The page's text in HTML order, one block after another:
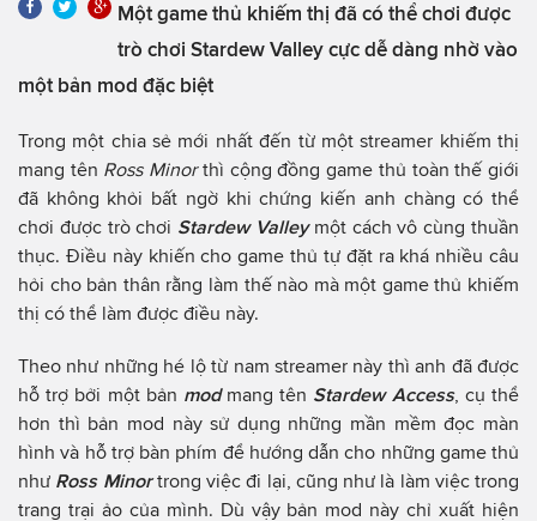
Một game thủ khiếm thị đã có thể chơi được
trò chơi Stardew Valley cực dễ dàng nhờ vào
một bản mod đặc biệt
Trong một chia sẻ mới nhất đến từ một streamer khiếm thị
mang tên Ross Minorthì cộng đồng game thủ toàn thế giới
đã không khỏi bất ngờ khi chứng kiến anh chàng có thể
chơi được trò chơi Stardew Valleymột cách vô cùng thuần
thục. Điều này khiến cho game thủ tự đặt ra khá nhiều câu
hỏi cho bản thân rằng làm thế nào mà một game thủ khiếm
thị có thể làm được điều này.
Theo như những hé lộ từ nam streamer này thì anh đã được
hỗ trợ bởi một bản modmang tên Stardew Access, cụ thể
hơn thì bản mod này sử dụng những mần mềm đọc màn
hình và hỗ trợ bàn phím để hướng dẫn cho những game thủ
như Ross Minortrong việc đi lại, cũng như là làm việc trong
trang trại ảo của mình. Dù vậy bản mod này chỉ xuất hiện